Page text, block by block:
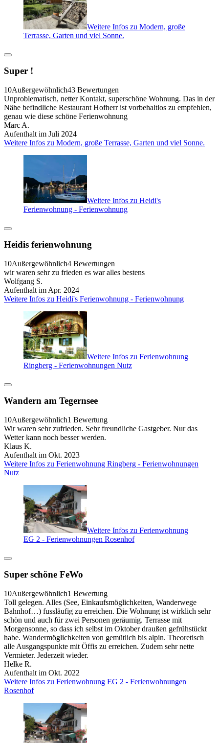
Weitere Infos zu Modern, große
Terrasse, Garten und viel Sonne.
Super !
10Außergewöhnlich43 Bewertungen
Unproblematisch, netter Kontakt, superschöne Wohnung. Das in der
Nähe befindliche Restaurant Hofherr ist vorbehaltlos zu empfehlen,
genau wie diese schöne Ferienwohnung
Marc A.
Aufenthalt im Juli 2024
Weitere Infos zu Modern, große Terrasse, Garten und viel Sonne.
Weitere Infos zu Heidi's
Ferienwohnung - Ferienwohnung
Heidis ferienwohnung
10Außergewöhnlich4 Bewertungen
wir waren sehr zu frieden es war alles bestens
Wolfgang S.
Aufenthalt im Apr. 2024
Weitere Infos zu Heidi's Ferienwohnung - Ferienwohnung
Weitere Infos zu Ferienwohnung
Ringberg - Ferienwohnungen Nutz
Wandern am Tegernsee
10Außergewöhnlich1 Bewertung
Wir waren sehr zufrieden. Sehr freundliche Gastgeber. Nur das
Wetter kann noch besser werden.
Klaus K.
Aufenthalt im Okt. 2023
Weitere Infos zu Ferienwohnung Ringberg - Ferienwohnungen
Nutz
Weitere Infos zu Ferienwohnung
EG 2 - Ferienwohnungen Rosenhof
Super schöne FeWo
10Außergewöhnlich1 Bewertung
Toll gelegen. Alles (See, Einkaufsmöglichkeiten, Wanderwege
Bahnhof…) fussläufig zu erreichen. Die Wohnung ist wirklich sehr
schön und auch für zwei Personen geräumig. Terrasse mit
Morgensonne, so dass ich selbst im Oktober draußen gefrühstückt
habe. Wandermöglichkeiten von gemütlich bis alpin. Theoretisch
alle Ausgangspunkte mit Öffis zu erreichen. Zudem sehr nette
Vermieter. Jederzeit wieder.
Helke R.
Aufenthalt im Okt. 2022
Weitere Infos zu Ferienwohnung EG 2 - Ferienwohnungen
Rosenhof